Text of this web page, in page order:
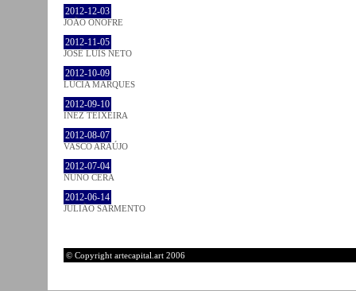
2012-12-03
JOÃO ONOFRE
2012-11-05
JOSÉ LUÍS NETO
2012-10-09
LÚCIA MARQUES
2012-09-10
INEZ TEIXEIRA
2012-08-07
VASCO ARAÚJO
2012-07-04
NUNO CERA
2012-06-14
JULIÃO SARMENTO
© Copyright artecapital.art 2006